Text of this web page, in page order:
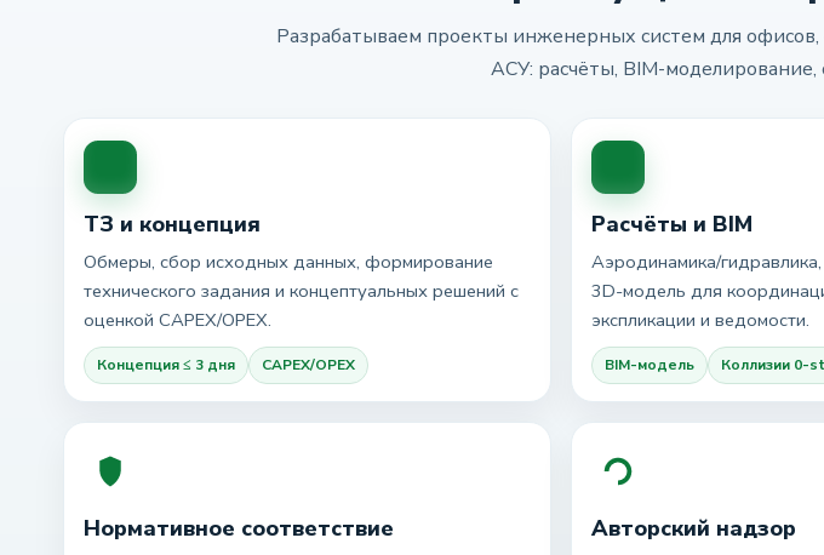
Разрабатываем проекты инженерных систем для
АСУ: расчёты, BIM-моделирование,
ТЗ и концепция
Обмеры, сбор исходных данных, формирование
технического задания и концептуальных решений с
оценкой CAPEX/OPEX.
Концепция ≤ 3 дня CAPEX/OPEX
Расчёты и BIM
Аэродинамика/гидравлика,
3D-модель для
экспликации и ведомости.
BIM-модель Коллизии 0-
Нормативное соответствие Авторский надзор